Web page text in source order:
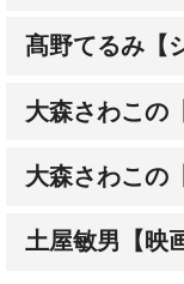
髙野てるみ【
大森さわこの
大森さわこの
土屋敏男【映